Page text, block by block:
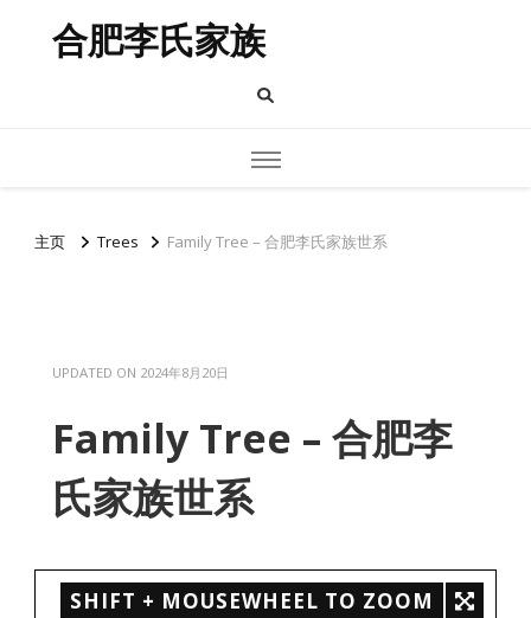
合肥李氏家族
主页 Trees Family Tree – 合肥李氏家族世系
UPDATED ON 2024年8月20日
Family Tree – 合肥李
氏家族世系
SHIFT + MOUSEWHEEL TO ZOOM